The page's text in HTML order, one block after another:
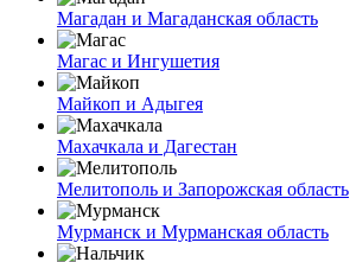
Магадан и Магаданская область
Магас и Ингушетия
Майкоп и Адыгея
Махачкала и Дагестан
Мелитополь и Запорожская область
Мурманск и Мурманская область